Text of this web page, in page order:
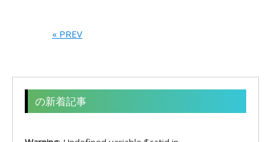
« PREV
の新着記事